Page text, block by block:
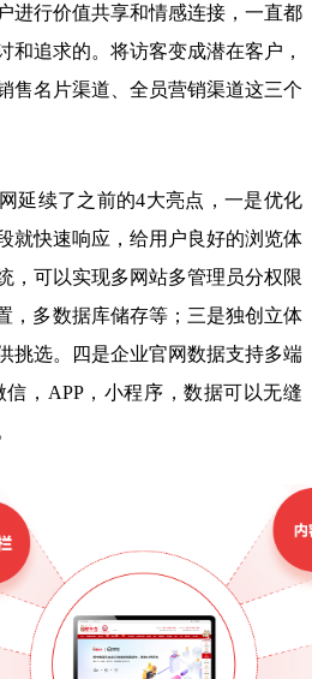
进行价值共享和情感连接，一直都
和追求的。将访客变成潜在客户，
售名片渠道、全员营销渠道这三个
延续了之前的4大亮点，一是优化
就快速响应，给用户良好的浏览体
，可以实现多网站多管理员分权限
，多数据库储存等；三是独创立体
挑选。四是企业官网数据支持多端
，APP，小程序，数据可以无缝